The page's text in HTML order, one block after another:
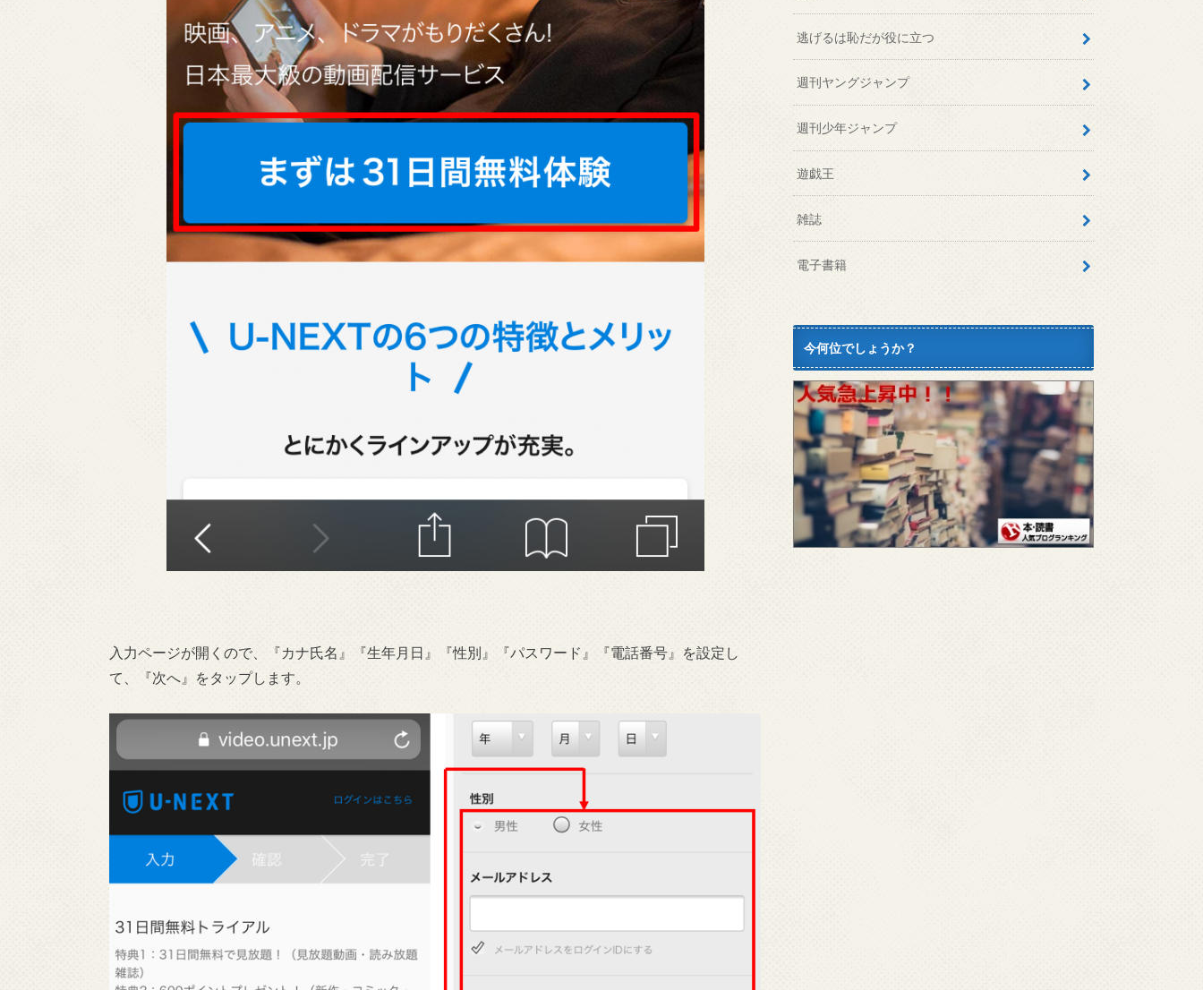
入力ページが開くので、『カナ氏名』『生年月日』『性別』『パスワード』『電話番号』を設定し
て、『次へ』をタップします。
逃げるは恥だが役に立つ
週刊ヤングジャンプ
週刊少年ジャンプ
遊戯王
雑誌
電子書籍
今何位でしょうか？